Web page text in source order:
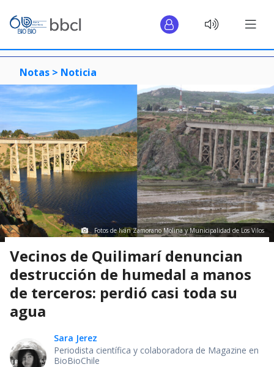
Notas > Noticia
Fotos de Iván Zamorano Molina y Municipalidad de Los Vilos
Vecinos de Quilimarí denuncian
destrucción de humedal a manos
de terceros: perdió casi toda su
agua
Sara Jerez
Periodista científica y colaboradora de Magazine en
BioBioChile